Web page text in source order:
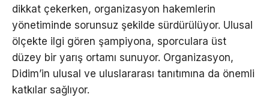
dikkat çekerken, organizasyon hakemlerin
yönetiminde sorunsuz şekilde sürdürülüyor. Ulusal
ölçekte ilgi gören şampiyona, sporculara üst
düzey bir yarış ortamı sunuyor. Organizasyon,
Didim’in ulusal ve uluslararası tanıtımına da önemli
katkılar sağlıyor.